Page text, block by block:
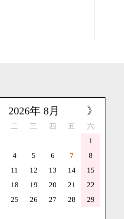
》
2026年8月
二 三 四 五
六
1
4 5 6 7
8
11 12 13 14
15
18 19 20 21
22
25 26 27 28
29